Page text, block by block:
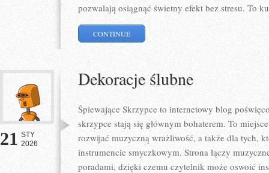
pozwalają osiągnąć świetny efekt bez stresu. To
CONTINUE
21 STY
2026
Dekoracje ślubne
Śpiewające Skrzypce to internetowy blog
skrzypce stają się głównym bohaterem. To
rozwijać muzyczną wrażliwość, a także dla tych,
instrumencie smyczkowym. Strona łączy
poradami, dzięki czemu czytelnik może oswoić